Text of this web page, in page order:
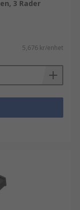
3 Rader
5,676 kr/enhet